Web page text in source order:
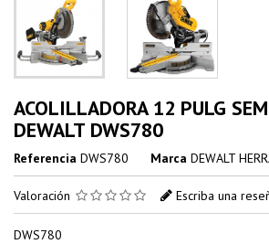
ACOLILLADORA 12 PULG
DEWALT DWS780
Referencia DWS780 Marca DEWALT
Valoración Escriba una
DWS780